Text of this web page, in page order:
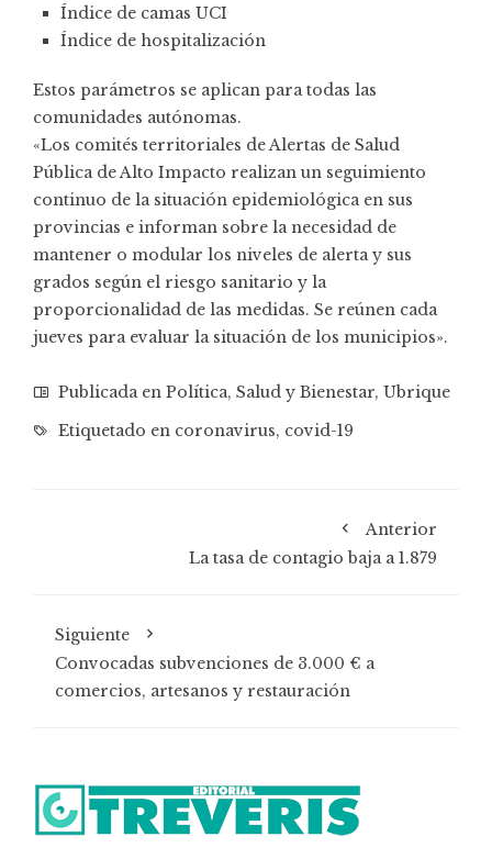
Índice de camas UCI
Índice de hospitalización
Estos parámetros se aplican para todas las
comunidades autónomas.
«Los comités territoriales de Alertas de Salud
Pública de Alto Impacto realizan un seguimiento
continuo de la situación epidemiológica en sus
provincias e informan sobre la necesidad de
mantener o modular los niveles de alerta y sus
grados según el riesgo sanitario y la
proporcionalidad de las medidas. Se reúnen cada
jueves para evaluar la situación de los municipios».
Publicada en Política, Salud y Bienestar, Ubrique
Etiquetado en coronavirus, covid-19
Anterior
La tasa de contagio baja a 1.879
Siguiente
Convocadas subvenciones de 3.000 € a
comercios, artesanos y restauración